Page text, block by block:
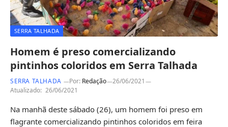
SERRA TALHADA
Homem é preso comercializando
pintinhos coloridos em Serra Talhada
SERRA TALHADA Por: Redação
26/06/2021
Atualizado: 26/06/2021
Na manhã deste sábado (26), um homem foi preso em
flagrante comercializando pintinhos coloridos em feira